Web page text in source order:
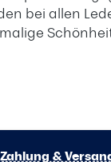
bei allen
&